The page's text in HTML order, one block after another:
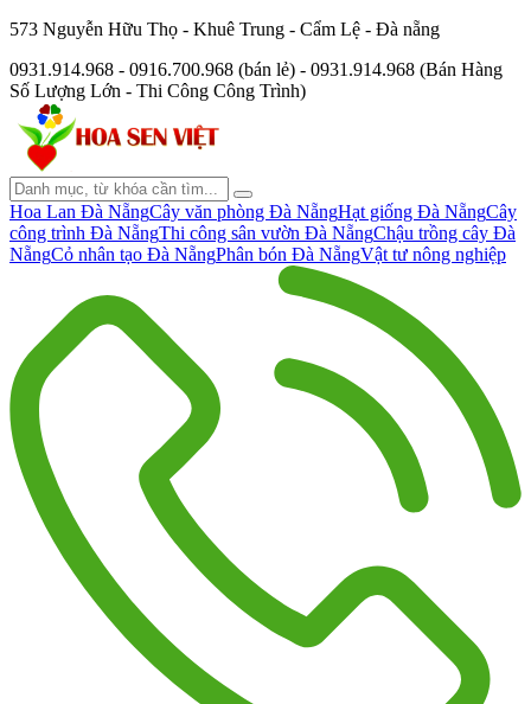
573 Nguyễn Hữu Thọ - Khuê Trung - Cẩm Lệ - Đà nẵng
0931.914.968 - 0916.700.968 (bán lẻ) - 0931.914.968 (Bán Hàng
Số Lượng Lớn - Thi Công Công Trình)
Hoa Lan Đà NẵngCây văn phòng Đà NẵngHạt giống Đà NẵngCây
công trình Đà NẵngThi công sân vườn Đà NẵngChậu trồng cây Đà
NẵngCỏ nhân tạo Đà NẵngPhân bón Đà NẵngVật tư nông nghiệp